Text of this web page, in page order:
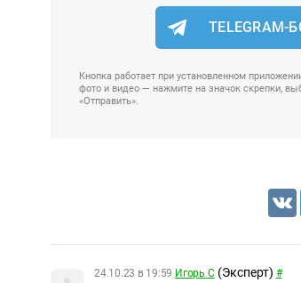
TELEGRAM-
Кнопка работает при установленном
фото и видео — нажмите на значок скрепки,
«Отправить».
24.10.23 в 19:59 Игорь С (Эксперт) #